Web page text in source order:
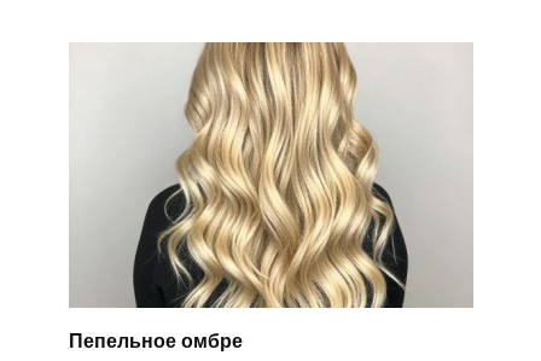
Пепельное омбре